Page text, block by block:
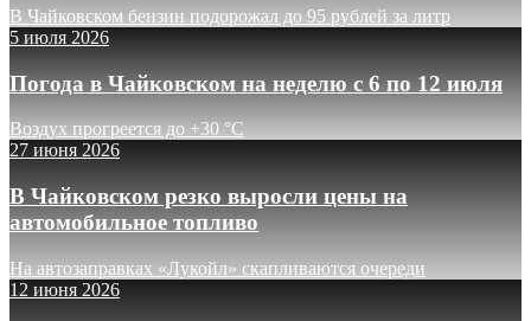
В Чайковском бензин подорожал до 95 рублей за литр
5 июля 2026
Погода в Чайковском на неделю с 6 по 12 июля
Воздух прогреется до +30 °C
27 июня 2026
В Чайковском резко выросли цены на
автомобильное топливо
На автозаправках «Лукойл» скапливаются очереди
12 июня 2026